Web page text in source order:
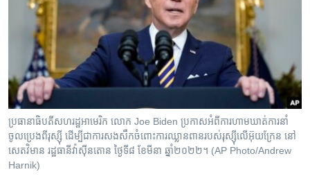
រំលង​
ទៅ​
កាន់​
ទំព័រ​
វិទ្យុ / ផតខាសថ៍
កម្មវិធីទាំងអស់
Khmer English
បណ្តាញ​សង្គម
ភាសា
ប្រធានាធិបតី​សហរដ្ឋ​អាមេរិក លោក Joe Biden ប្រកាស​អំពី​ការ​ហាមឃាត់​ការ​នាំ​
ចូល​ប្រេង​ពី​រុស្ស៊ី ដើម្បី​ជា​ការ​សងសឹក​ចំពោះ​ការ​ឈ្លានពាន​របស់​រុស្ស៊ី​លើ​អ៊ុយក្រែន នៅ​
សេតវិមាន រដ្ឋធានី​វ៉ាស៊ីនតោន ថ្ងៃទី៨ ខែមីនា ឆ្នាំ២០២២។ (AP Photo/Andrew
Harnik)